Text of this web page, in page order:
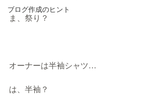
ブログ作成のヒント
ま、祭り？
オーナーは半袖シャツ…
は、半袖？